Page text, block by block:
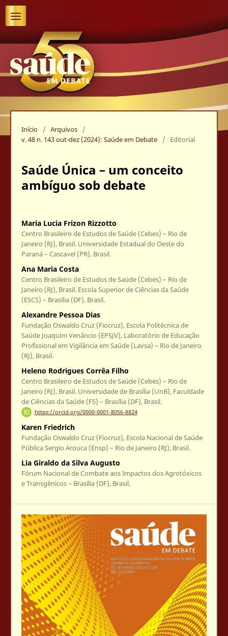
Início / Arquivos
/
v. 48 n. 143 out-dez (2024): Saúde em Debate
/ Editorial
Saúde Única – um conceito
ambíguo sob debate
Maria Lucia Frizon Rizzotto
Centro Brasileiro de Estudos de Saúde (Cebes) – Rio de
Janeiro (RJ), Brasil. Universidade Estadual do Oeste do
Paraná – Cascavel (PR), Brasil.
Ana Maria Costa
Centro Brasileiro de Estudos de Saúde (Cebes) – Rio de
Janeiro (RJ), Brasil. Escola Superior de Ciências da Saúde
(ESCS) – Brasília (DF), Brasil.
Alexandre Pessoa Dias
Fundação Oswaldo Cruz (Fiocruz), Escola Politécnica de
Saúde Joaquim Venâncio (EPSJV), Laboratório de Educação
Profissional em Vigilância em Saúde (Lavsa) – Rio de Janeiro
(RJ), Brasil.
Heleno Rodrigues Corrêa Filho
Centro Brasileiro de Estudos de Saúde (Cebes) – Rio de
Janeiro (RJ), Brasil. Universidade de Brasília (UnB), Faculdade
de Ciências da Saúde (FS) – Brasília (DF), Brasil.
https://orcid.org/0000-0001-8056-8824
Karen Friedrich
Fundação Oswaldo Cruz (Fiocruz), Escola Nacional de Saúde
Pública Sergio Arouca (Ensp) – Rio de Janeiro (RJ), Brasil.
Lia Giraldo da Silva Augusto
Fórum Nacional de Combate aos Impactos dos Agrotóxicos
e Transgênicos – Brasília (DF), Brasil.